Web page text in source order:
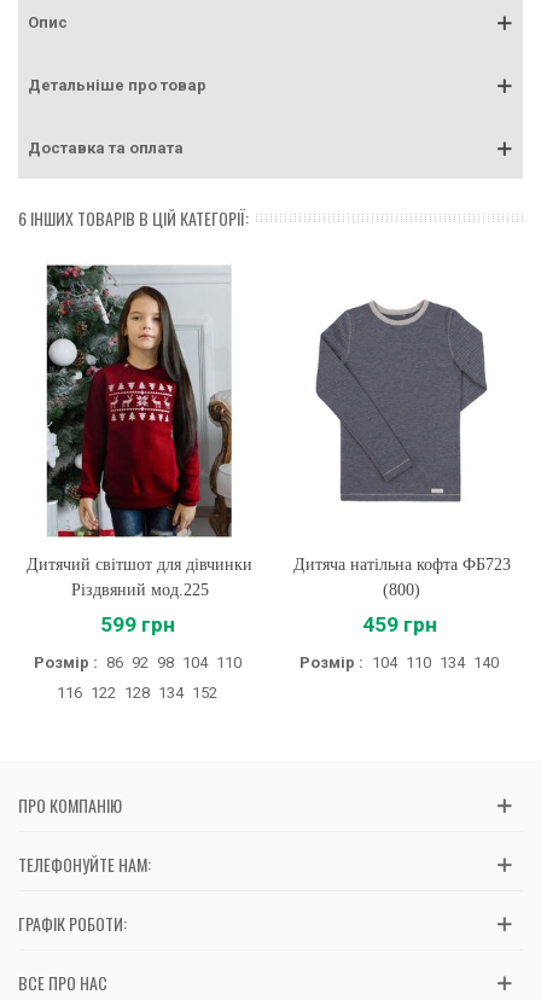
Опис
Детальніше про товар
Доставка та оплата
6 ІНШИХ ТОВАРІВ В ЦІЙ КАТЕГОРІЇ:
Дитячий світшот для дівчинки
Різдвяний мод.225
599 грн
Розмір : 86 92 98 104 110
116 122 128 134 152
Дитяча натільна кофта ФБ723
(800)
459 грн
Розмір : 104 110 134 140
ПРО КОМПАНІЮ
ТЕЛЕФОНУЙТЕ НАМ:
ГРАФІК РОБОТИ:
ВСЕ ПРО НАС